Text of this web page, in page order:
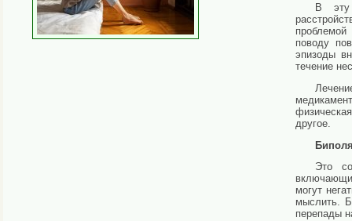
В эту
поводу
эпизоды
течение
другое.
Это
могут
мыслить.
перепады